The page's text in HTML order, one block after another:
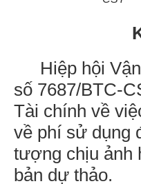
Hiệp hội
số 7687/BTC-
Tài chính về
về phí sử dụng
tượng chịu ảnh
bản dự thảo.